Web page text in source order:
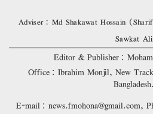
Adviser: Md Shakawat Hossain
Sawkat Ali
Editor & Publisher:
Office: Ibrahim Monjil, New
Bangladesh.
E-mail: